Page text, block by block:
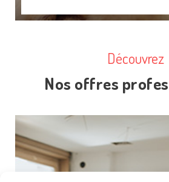
Découvrez
Nos offres